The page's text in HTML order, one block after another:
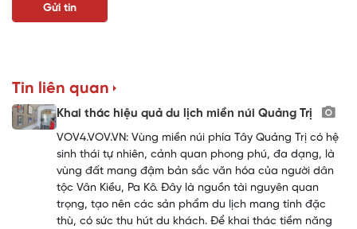
Tin liên quan
Khai thác hiệu quả du lịch miền núi Quảng Trị
VOV4.VOV.VN: Vùng miền núi phía Tây Quảng Trị có hệ
sinh thái tự nhiên, cảnh quan phong phú, đa dạng, là
vùng đất mang đậm bản sắc văn hóa của người dân
tộc Vân Kiều, Pa Kô. Đây là nguồn tài nguyên quan
trọng, tạo nên các sản phẩm du lịch mang tính đặc
thù, có sức thu hút du khách. Để khai thác tiềm năng